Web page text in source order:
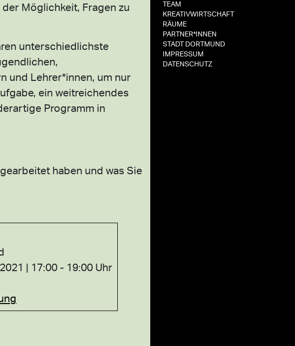
TEAM
KREATIVWIRTSCHAFT
RÄUME
PARTNER*INNEN
STADT DORTMUND
IMPRESSUM
DATENSCHUTZ
Möglichkeit, Fragen zu
unterschiedlichste
und Lehrer*innen, um nur
ein weitreichendes
Programm in
haben und was Sie
| 17:00 - 19:00 Uhr